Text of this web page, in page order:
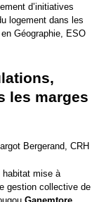
d’initiatives
logement dans les
en Géographie, ESO
les marges
Bergerand, CRH
habitat mise à
gestion collective de